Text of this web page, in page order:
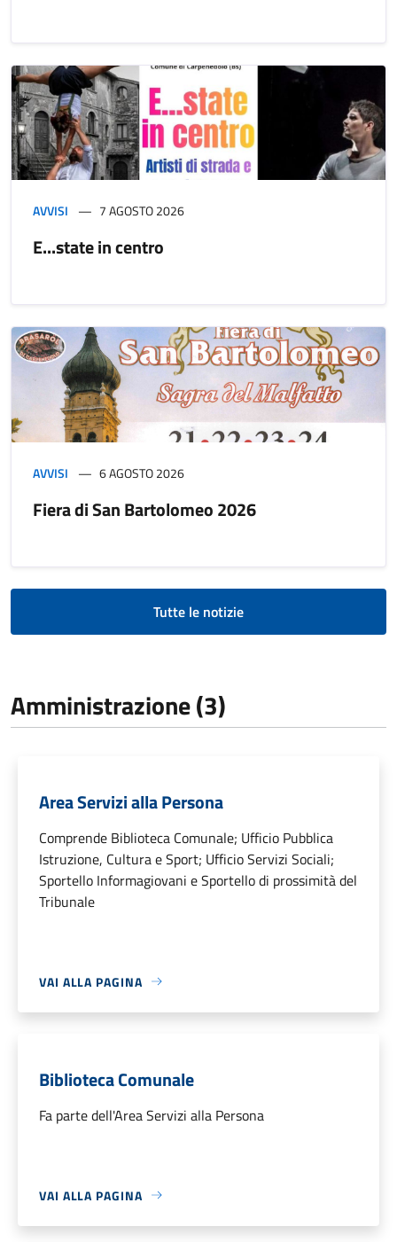
AVVISI 7 AGOSTO 2026
E...state in centro
AVVISI 6 AGOSTO 2026
Fiera di San Bartolomeo 2026
Tutte le notizie
Amministrazione (3)
Area Servizi alla Persona
Comprende Biblioteca Comunale; Ufficio Pubblica
Istruzione, Cultura e Sport; Ufficio Servizi Sociali;
Sportello Informagiovani e Sportello di prossimità del
Tribunale
VAI ALLA PAGINA
Biblioteca Comunale
Fa parte dell'Area Servizi alla Persona
VAI ALLA PAGINA